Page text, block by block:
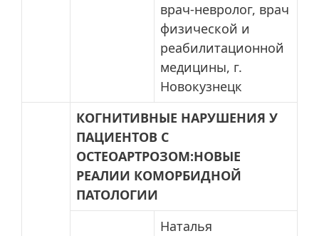
врач-невролог, врач
физической и
реабилитационной
медицины, г.
Новокузнецк
КОГНИТИВНЫЕ НАРУШЕНИЯ У
ПАЦИЕНТОВ С
ОСТЕОАРТРОЗОМ:НОВЫЕ
РЕАЛИИ КОМОРБИДНОЙ
ПАТОЛОГИИ
Наталья